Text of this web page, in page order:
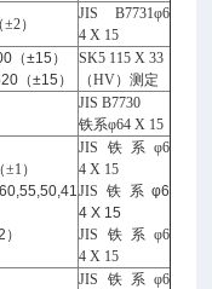
（±2）
JIS B7731φ6
4 X 15
（±15）
（±15）
SK5 115 X 33
（HV）测定
JIS B7730
铁系φ64 X 15
（±1 ）
JIS
铁系φ6
4 X 15
JIS 铁系φ6
4 X 15
JIS
铁系φ6
4 X 15
JIS
铁系φ6